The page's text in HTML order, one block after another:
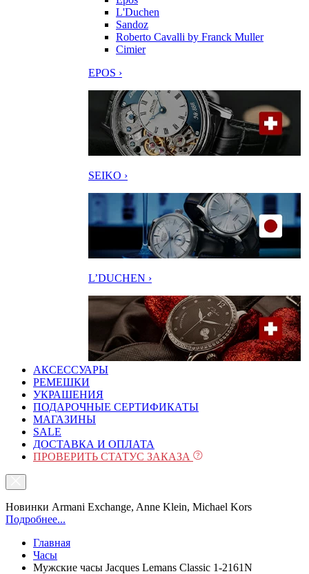
L'Duchen
Sandoz
Roberto Cavalli by Franck Muller
Cimier
EPOS ›
SEIKO ›
L’DUCHEN ›
АКСЕССУАРЫ
РЕМЕШКИ
УКРАШЕНИЯ
ПОДАРОЧНЫЕ СЕРТИФИКАТЫ
МАГАЗИНЫ
SALE
ДОСТАВКА И ОПЛАТА
ПРОВЕРИТЬ СТАТУС ЗАКАЗА
Новинки Armani Exchange, Anne Klein, Michael Kors
Подробнее...
Главная
Часы
Мужские часы Jacques Lemans Classic 1-2161N